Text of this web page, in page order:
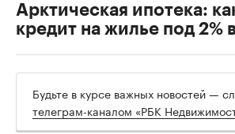
Арктическая ипотека:
кредит на жилье под 2%
Будьте в курсе важных новостей —
телеграм-каналом «РБК